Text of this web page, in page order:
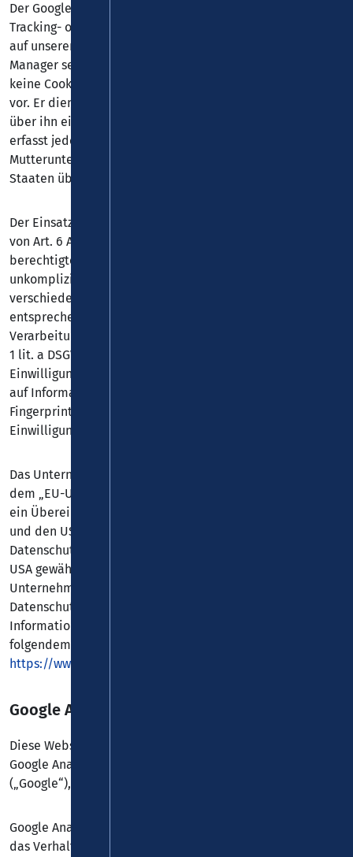
Der Google Tag Manager ist ein Tool, mit dessen Hilfe wir
Tracking- oder Statistik-Tools und andere Technologien
auf unserer Website einbinden können. Der Google Tag
Manager selbst erstellt keine Nutzerprofile, speichert
keine Cookies und nimmt keine eigenständigen Analysen
vor. Er dient lediglich der Verwaltung und Ausspielung der
über ihn eingebundenen Tools. Der Google Tag Manager
erfasst jedoch Ihre IP-Adresse, die auch an das
Mutterunternehmen von Google in die Vereinigten
Staaten übertragen werden kann.
Der Einsatz des Google Tag Managers erfolgt auf Grundlage
von Art. 6 Abs. 1 lit. f DSGVO. Der Websitebetreiber hat ein
berechtigtes Interesse an einer schnellen und
unkomplizierten Einbindung und Verwaltung
verschiedener Tools auf seiner Website. Sofern eine
entsprechende Einwilligung abgefragt wurde, erfolgt die
Verarbeitung ausschließlich auf Grundlage von Art. 6 Abs.
1 lit. a DSGVO und § 25 Abs. 1 TDDDG, soweit die
Einwilligung die Speicherung von Cookies oder den Zugriff
auf Informationen im Endgerät des Nutzers (z. B. Device-
Fingerprinting) im Sinne des TDDDG umfasst. Die
Einwilligung ist jederzeit widerrufbar.
Das Unternehmen verfügt über eine Zertifizierung nach
dem „EU-US Data Privacy Framework“ (DPF). Der DPF ist
ein Übereinkommen zwischen der Europäischen Union
und den USA, der die Einhaltung europäischer
Datenschutzstandards bei Datenverarbeitungen in den
USA gewährleisten soll. Jedes nach dem DPF zertifizierte
Unternehmen verpflichtet sich, diese
Datenschutzstandards einzuhalten. Weitere
Informationen hierzu erhalten Sie vom Anbieter unter
folgendem Link:
https://www.dataprivacyframework.gov/participant/5780
Google Analytics
Diese Website nutzt Funktionen des Webanalysedienstes
Google Analytics. Anbieter ist die Google Ireland Limited
(„Google“), Gordon House, Barrow Street, Dublin 4, Irland.
Google Analytics ermöglicht es dem Websitebetreiber,
das Verhalten der Websitebesucher zu analysieren.